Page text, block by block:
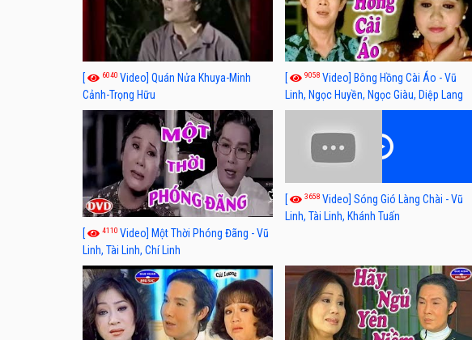
[ 6040 Video] Quán Nửa Khuya-Minh
Cảnh-Trọng Hữu
[ 9058 Video] Bông Hồng Cài Áo - Vũ
Linh, Ngọc Huyền, Ngọc Giàu, Diệp Lang
[ 4110 Video] Một Thời Phóng Đãng - Vũ
Linh, Tài Linh, Chí Linh
[ 3658 Video] Sóng Gió Làng Chài - Vũ
Linh, Tài Linh, Khánh Tuấn